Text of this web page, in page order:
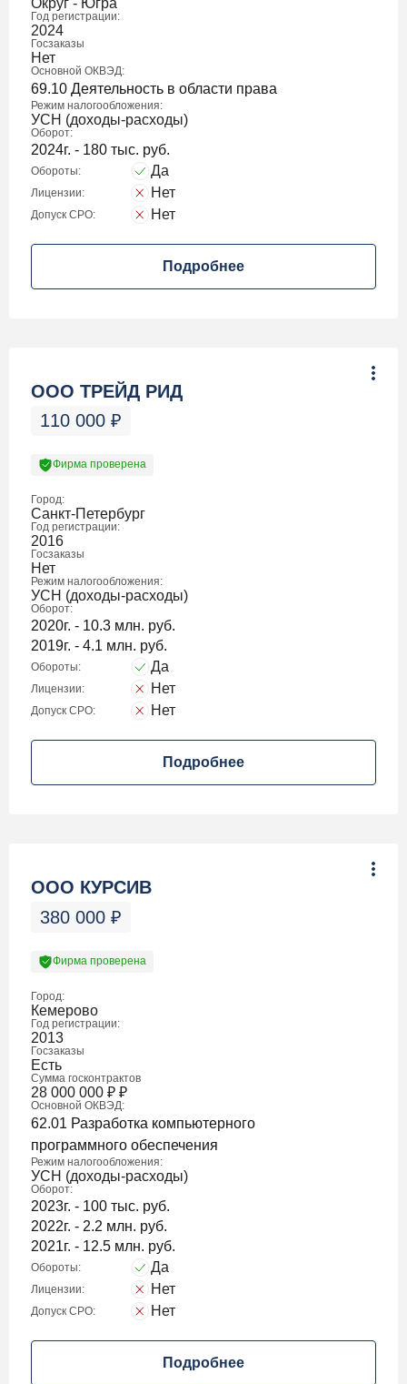
Год регистрации:
2024
Госзаказы
Нет
Основной ОКВЭД:
69.10 Деятельность в области права
Режим налогообложения:
УСН (доходы-расходы)
Оборот:
2024г. - 180 тыс. руб.
Обороты: Да
Лицензии: Нет
Допуск СРО: Нет
Подробнее
ООО ТРЕЙД РИД
110 000 ₽
Фирма проверена
Город:
Санкт-Петербург
Год регистрации:
2016
Госзаказы
Нет
Режим налогообложения:
УСН (доходы-расходы)
Оборот:
2020г. - 10.3 млн. руб.
2019г. - 4.1 млн. руб.
Обороты: Да
Лицензии: Нет
Допуск СРО: Нет
Подробнее
ООО КУРСИВ
380 000 ₽
Фирма проверена
Город:
Кемерово
Год регистрации:
2013
Госзаказы
Есть
Сумма госконтрактов
28 000 000 ₽ ₽
Основной ОКВЭД:
62.01 Разработка компьютерного
программного обеспечения
Режим налогообложения:
УСН (доходы-расходы)
Оборот:
2023г. - 100 тыс. руб.
2022г. - 2.2 млн. руб.
2021г. - 12.5 млн. руб.
Обороты: Да
Лицензии: Нет
Допуск СРО: Нет
Подробнее